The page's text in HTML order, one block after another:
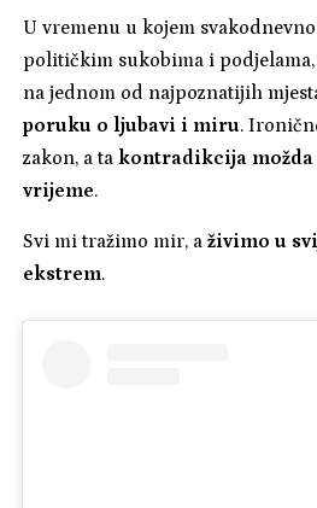
U vremenu u kojem
političkim sukobima i
na jednom od najpoznatijih
poruku o ljubavi i miru.
zakon, a ta kontradikcija možda
vrijeme.
Svi mi tražimo mir, aživimo u
ekstrem.